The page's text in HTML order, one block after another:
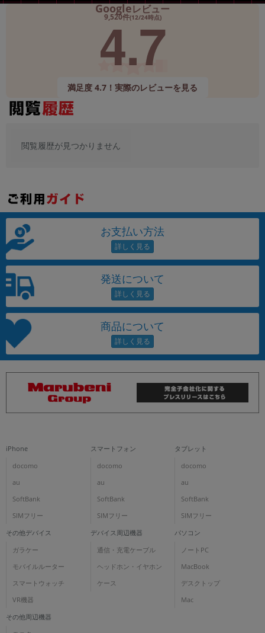
Googleレビュー
9,520件(12/24時点)
4.7
満足度 4.7！実際のレビューを見る
閲覧履歴が見つかりません
お支払い方法
発送について
商品について
iPhone
docomo
au
SoftBank
SIMフリー
スマートフォン
docomo
au
SoftBank
SIMフリー
タブレット
docomo
au
SoftBank
SIMフリー
その他デバイス
ガラケー
モバイルルーター
スマートウォッチ
VR機器
デバイス周辺機器
通信・充電ケーブル
ヘッドホン・イヤホン
ケース
パソコン
ノートPC
MacBook
デスクトップ
Mac
その他周辺機器